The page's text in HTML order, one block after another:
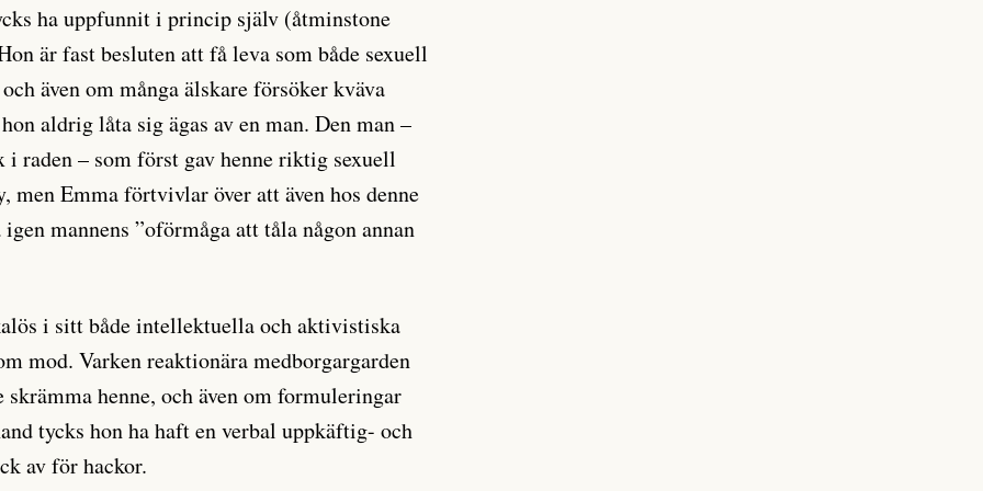
ha uppfunnit i princip själv (åtminstone
är fast besluten att få leva som både sexuell
även om många älskare försöker kväva
aldrig låta sig ägas av en man. Den man –
raden – som först gav henne riktig sexuell
men Emma förtvivlar över att även hos denne
mannens ”oförmåga att tåla någon annan
i sitt både intellektuella och aktivistiska
mod. Varken reaktionära medborgargarden
henne, och även om formuleringar
tycks hon ha haft en verbal uppkäftig- och
av för hackor.